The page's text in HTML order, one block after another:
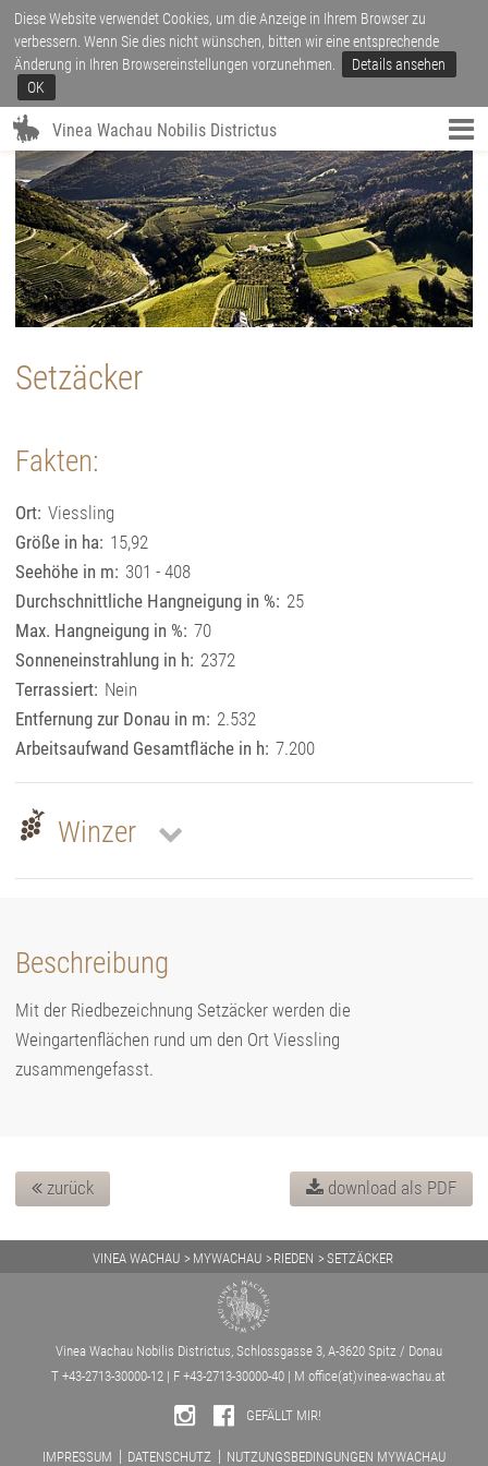
Diese Website verwendet Cookies, um die Anzeige in Ihrem Browser zu
verbessern. Wenn Sie dies nicht wünschen, bitten wir eine entsprechende
Änderung in Ihren Browsereinstellungen vorzunehmen.
Details ansehen
OK
Vinea Wachau Nobilis Districtus
Setzäcker
Fakten:
Ort: Viessling
Größe in ha: 15,92
Seehöhe in m: 301 - 408
Durchschnittliche Hangneigung in %: 25
Max. Hangneigung in %: 70
Sonneneinstrahlung in h: 2372
Terrassiert: Nein
Entfernung zur Donau in m: 2.532
Arbeitsaufwand Gesamtfläche in h: 7.200
Winzer
Beschreibung
Mit der Riedbezeichnung Setzäcker werden die
Weingartenflächen rund um den Ort Viessling
zusammengefasst.
download als PDF
zurück
VINEA WACHAU MYWACHAU RIEDEN SETZÄCKER
Vinea Wachau Nobilis Districtus, Schlossgasse 3, A-3620 Spitz / Donau
T +43-2713-30000-12 | F +43-2713-30000-40 | M office(at)vinea-wachau.at
GEFÄLLT MIR!
IMPRESSUM DATENSCHUTZ NUTZUNGSBEDINGUNGEN MYWACHAU